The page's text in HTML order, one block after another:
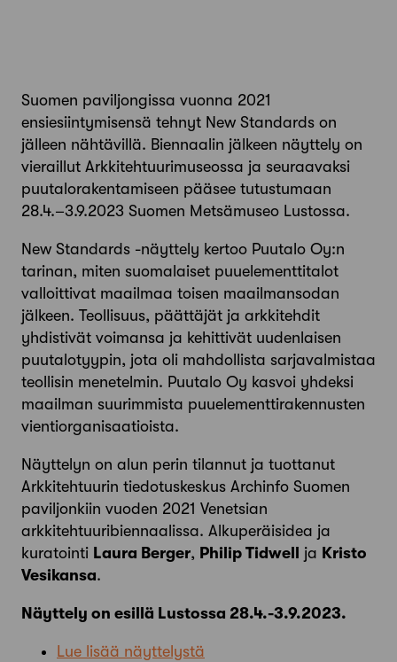
Suomen paviljongissa vuonna 2021
ensiesiintymisensä tehnyt New Standards on
jälleen nähtävillä. Biennaalin jälkeen näyttely on
vieraillut Arkkitehtuurimuseossa ja seuraavaksi
puutalorakentamiseen pääsee tutustumaan
28.4.–3.9.2023 Suomen Metsämuseo Lustossa.
New Standards -näyttely kertoo Puutalo Oy:n
tarinan, miten suomalaiset puuelementtitalot
valloittivat maailmaa toisen maailmansodan
jälkeen. Teollisuus, päättäjät ja arkkitehdit
yhdistivät voimansa ja kehittivät uudenlaisen
puutalotyypin, jota oli mahdollista sarjavalmistaa
teollisin menetelmin. Puutalo Oy kasvoi yhdeksi
maailman suurimmista puuelementtirakennusten
vientiorganisaatioista.
Näyttelyn on alun perin tilannut ja tuottanut
Arkkitehtuurin tiedotuskeskus Archinfo Suomen
paviljonkiin vuoden 2021 Venetsian
arkkitehtuuribiennaalissa. Alkuperäisidea ja
kuratointi Laura Berger, Philip Tidwell ja Kristo
Vesikansa.
Näyttely on esillä Lustossa 28.4.-3.9.2023.
Lue lisää näyttelystä